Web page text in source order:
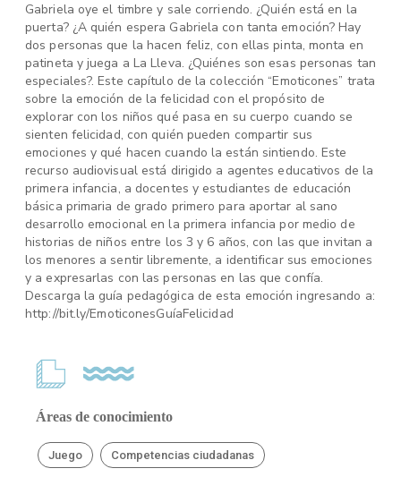
Gabriela oye el timbre y sale corriendo. ¿Quién está en la
puerta? ¿A quién espera Gabriela con tanta emoción? Hay
dos personas que la hacen feliz, con ellas pinta, monta en
patineta y juega a La Lleva. ¿Quiénes son esas personas tan
especiales?. Este capítulo de la colección “Emoticones” trata
sobre la emoción de la felicidad con el propósito de
explorar con los niños qué pasa en su cuerpo cuando se
sienten felicidad, con quién pueden compartir sus
emociones y qué hacen cuando la están sintiendo. Este
recurso audiovisual está dirigido a agentes educativos de la
primera infancia, a docentes y estudiantes de educación
básica primaria de grado primero para aportar al sano
desarrollo emocional en la primera infancia por medio de
historias de niños entre los 3 y 6 años, con las que invitan a
los menores a sentir libremente, a identificar sus emociones
y a expresarlas con las personas en las que confía.
Descarga la guía pedagógica de esta emoción ingresando a:
http://bit.ly/EmoticonesGuíaFelicidad
Áreas de conocimiento
Juego Competencias ciudadanas